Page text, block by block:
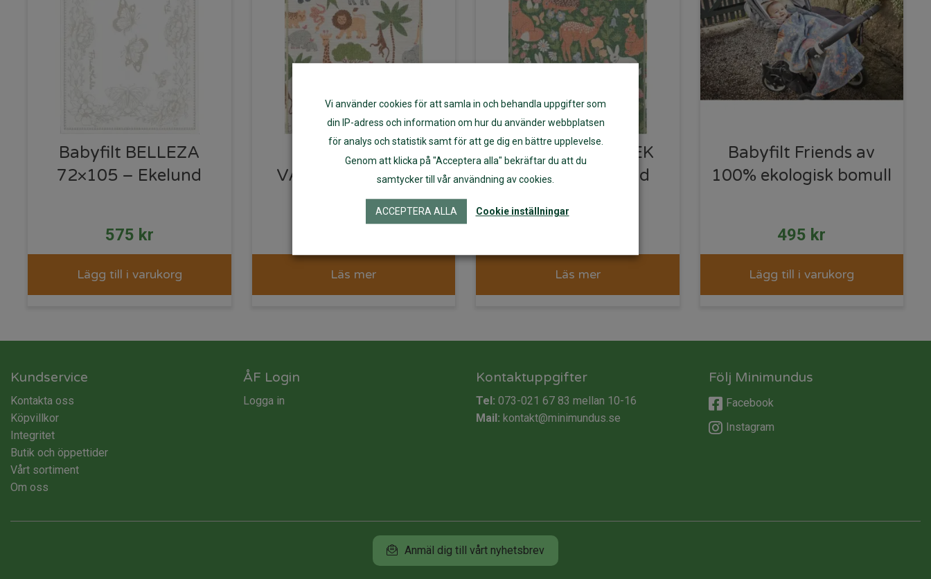
Babyfilt BELLEZA
72×105 – Ekelund
575 kr
Lägg till i varukorg
Babyfilt VILDA
VÄNNER 72×105 –
Ekelund
Läs mer
Babyfilt SKOGSLEK
72×105 – Ekelund
Läs mer
Babyfilt Friends av
100% ekologisk bomull
495 kr
Lägg till i varukorg
Kundservice
Kontakta oss
Köpvillkor
Integritet
Butik och öppettider
Vårt sortiment
Om oss
ÅF Login
Logga in
Kontaktuppgifter
Tel: 073-021 67 83 mellan 10-16
Mail: kontakt@minimundus.se
Följ Minimundus
Facebook
Instagram
Anmäl dig till vårt nyhetsbrev
Vi använder cookies för att samla in och behandla uppgifter som
din IP-adress och information om hur du använder webbplatsen
för analys och statistik samt för att ge dig en bättre upplevelse.
Genom att klicka på "Acceptera alla" bekräftar du att du
samtycker till vår användning av cookies.
ACCEPTERA ALLA Cookie inställningar